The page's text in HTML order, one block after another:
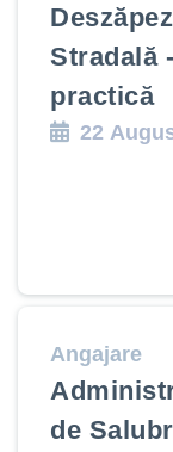
Stradală
practică
22
Angajare
de